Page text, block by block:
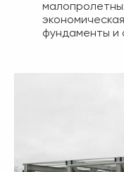
фундаменты и